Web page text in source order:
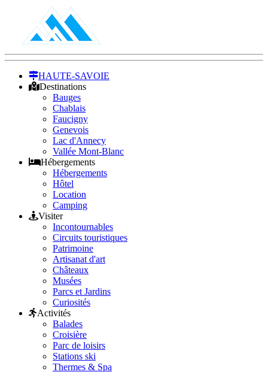
HAUTE-SAVOIE
Destinations
Bauges
Chablais
Faucigny
Genevois
Lac d'Annecy
Vallée Mont-Blanc
Hébergements
Hébergements
Hôtel
Location
Camping
Visiter
Incontournables
Circuits touristiques
Patrimoine
Artisanat d'art
Châteaux
Musées
Parcs et Jardins
Curiosités
Activités
Balades
Croisière
Parc de loisirs
Stations ski
Thermes & Spa